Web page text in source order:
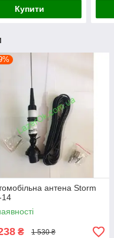
Купити
антена Storm
14
₴ 1 530 ₴